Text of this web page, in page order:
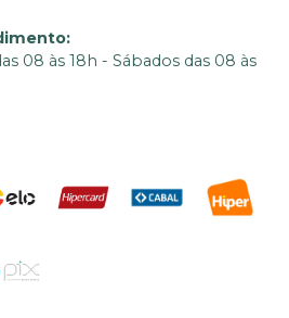
:
08 às 18h - Sábados das 08 às